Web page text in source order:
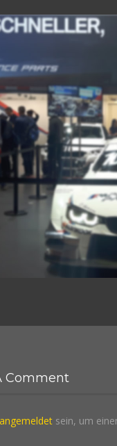
Comment
angemeldet sein, um